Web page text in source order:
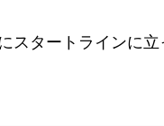
スタートラインに